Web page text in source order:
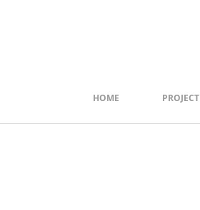
HOME PROJECT